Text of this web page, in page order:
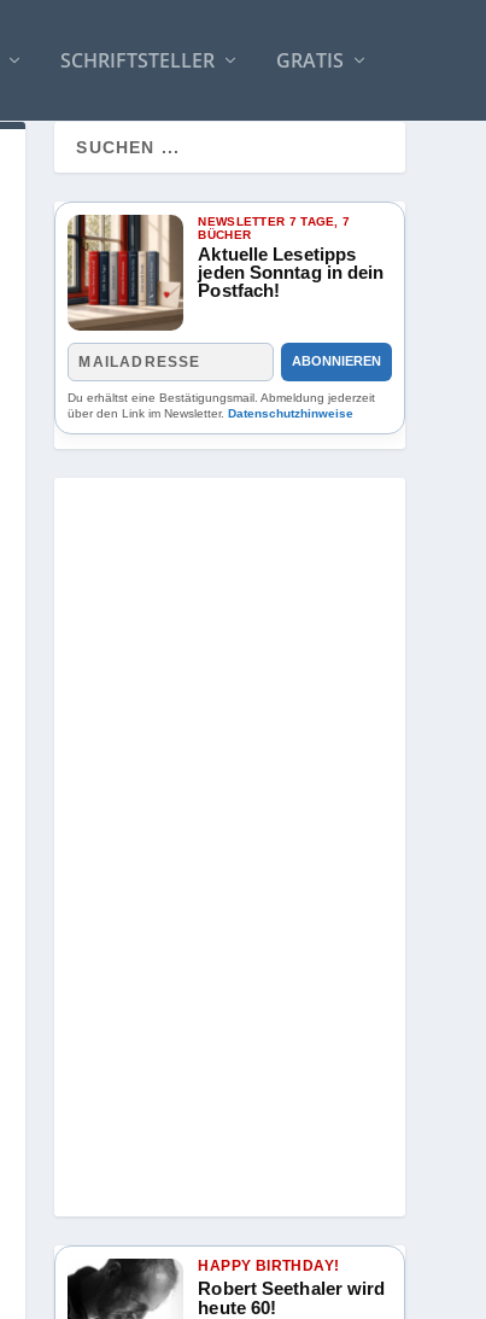
SCHRIFTSTELLER GRATIS
NEWSLETTER 7 TAGE, 7
BÜCHER
Aktuelle Lesetipps
jeden Sonntag in dein
Postfach!
ABONNIEREN
Du erhältst eine Bestätigungsmail. Abmeldung jederzeit
über den Link im Newsletter.Datenschutzhinweise
HAPPY BIRTHDAY!
Robert Seethaler wird
heute 60!